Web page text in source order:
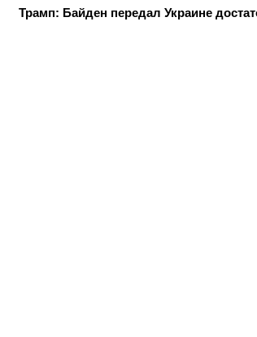
Трамп: Байден передал Украине